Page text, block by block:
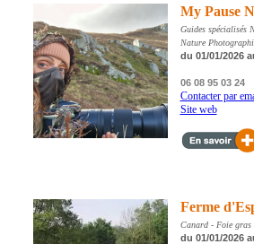
My Pause
Guides spécialisés
Nature
du 01/01/2026
06 08 95 03 24
Contacter par
Site web
Ferme
Canard - Foie gras
du 01/01/2026